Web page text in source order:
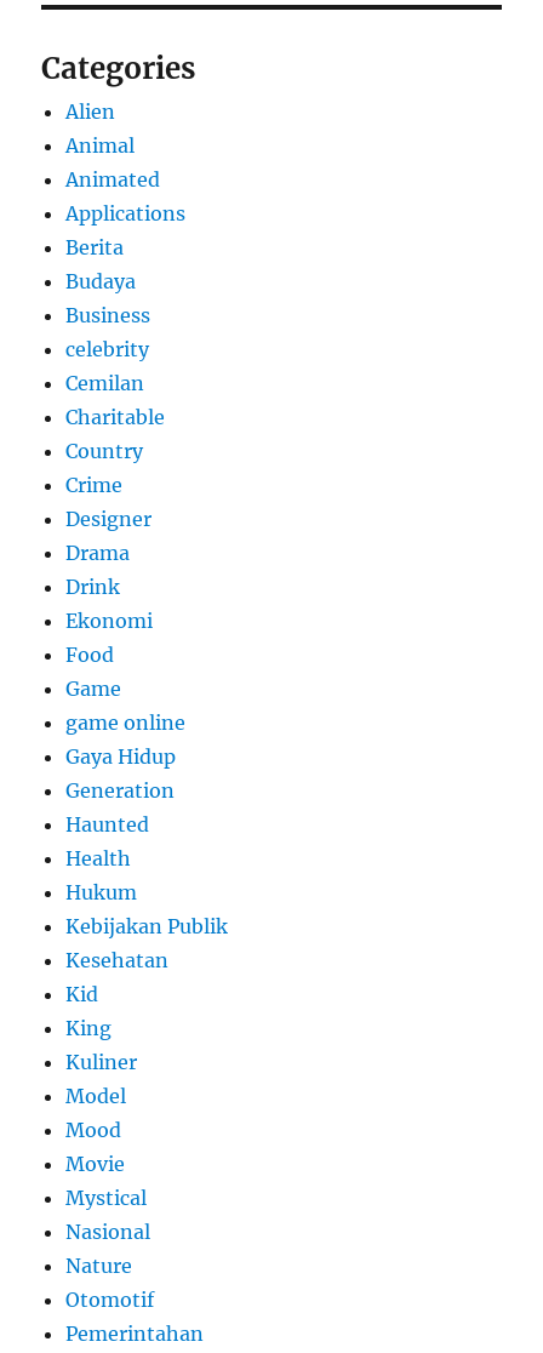
Categories
Alien
Animal
Animated
Applications
Berita
Budaya
Business
celebrity
Cemilan
Charitable
Country
Crime
Designer
Drama
Drink
Ekonomi
Food
Game
game online
Gaya Hidup
Generation
Haunted
Health
Hukum
Kebijakan Publik
Kesehatan
Kid
King
Kuliner
Model
Mood
Movie
Mystical
Nasional
Nature
Otomotif
Pemerintahan